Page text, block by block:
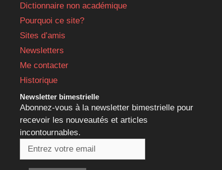
Dictionnaire non académique
Pourquoi ce site?
Sites d’amis
Newsletters
Me contacter
Historique
Newsletter bimestrielle
Abonnez-vous à la newsletter bimestrielle pour
recevoir les nouveautés et articles
incontournables.